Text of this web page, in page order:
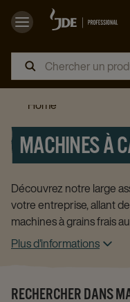
Home
MACHINES À
Découvrez notre large
votre entreprise, allant
machines à grains frais
Trouvez la machine
matière de café dans
Plus d'informations
RECHERCHER DANS